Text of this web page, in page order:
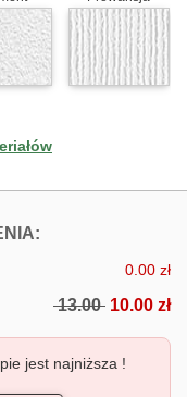
FOTOTAPETY
0.00 zł
13.00 10.00 zł
jest najniższa !